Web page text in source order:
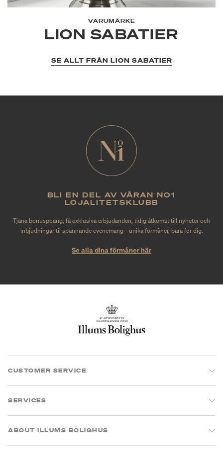
VARUMÄRKE
LION SABATIER
SE ALLT FRÅN LION SABATIER
BLI EN DEL AV VÅRAN NO1
LOJALITETSKLUBB
Tjäna bonuspoäng, få exklusiva erbjudanden, tidig åtkomst till nyheter och
inbjudningar til spännande evenemang - unika förmåner, bara för dig.
Se alla dina förmåner här
CUSTOMER SERVICE
SERVICES
ABOUT ILLUMS BOLIGHUS